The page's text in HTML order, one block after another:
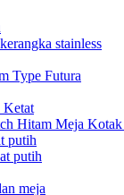
stainless
Type Futura
Ketat
Hitam Meja
putih
putih
meja